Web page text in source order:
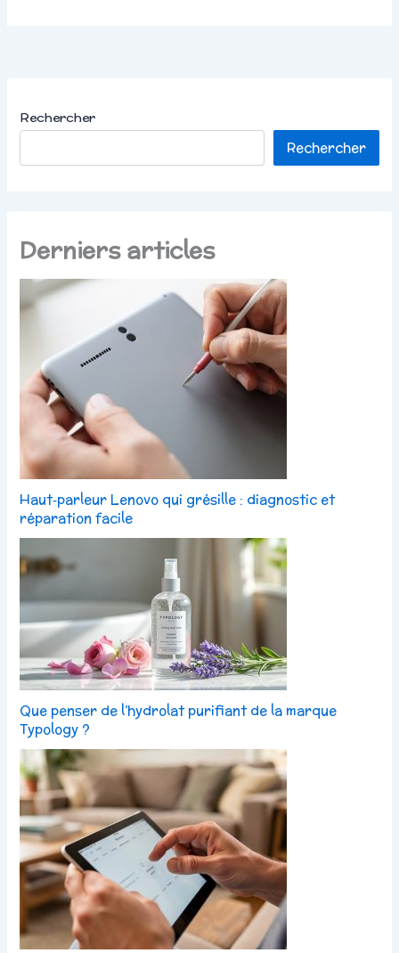
Rechercher
Rechercher
Derniers articles
Haut‑parleur Lenovo qui grésille : diagnostic et
réparation facile
Que penser de l’hydrolat purifiant de la marque
Typology ?